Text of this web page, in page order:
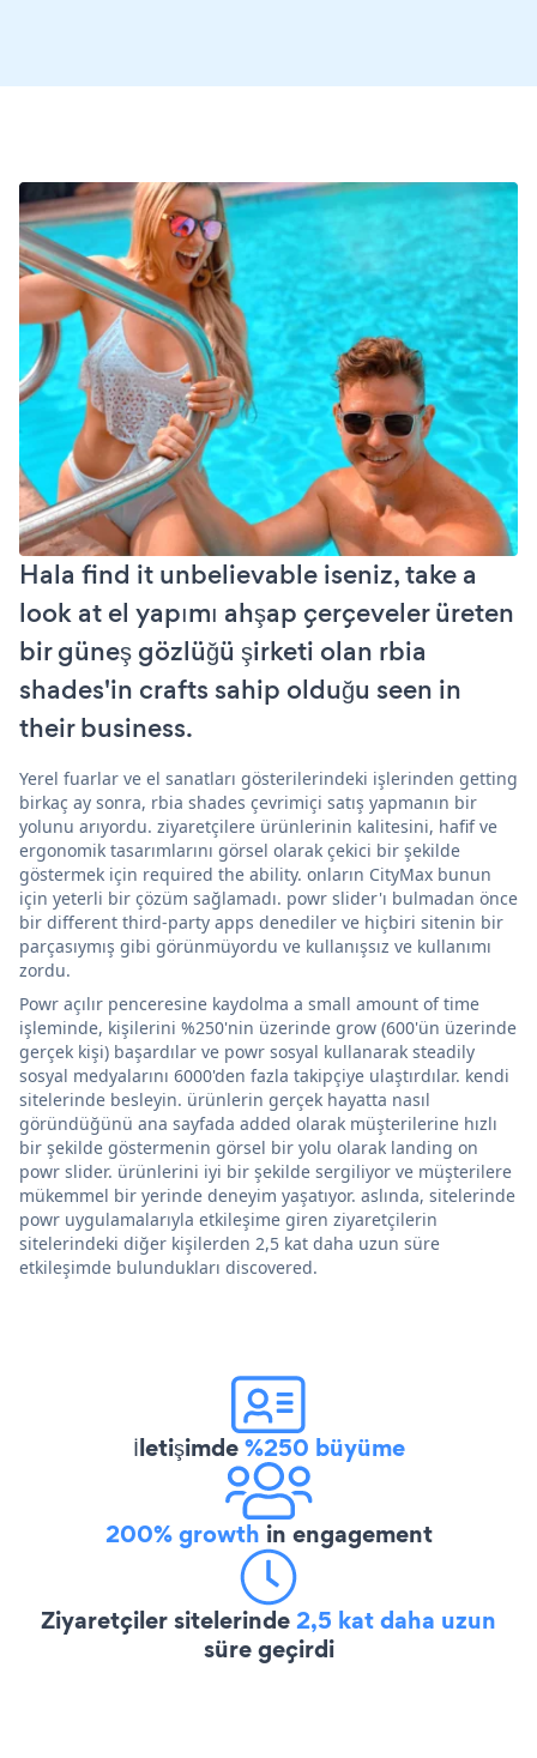
Hala find it unbelievable iseniz, take a
look at el yapımı ahşap çerçeveler üreten
bir güneş gözlüğü şirketi olan rbia
shades'in crafts sahip olduğu seen in
their business.
Yerel fuarlar ve el sanatları gösterilerindeki işlerinden getting
birkaç ay sonra, rbia shades çevrimiçi satış yapmanın bir
yolunu arıyordu. ziyaretçilere ürünlerinin kalitesini, hafif ve
ergonomik tasarımlarını görsel olarak çekici bir şekilde
göstermek için required the ability. onların CityMax bunun
için yeterli bir çözüm sağlamadı. powr slider'ı bulmadan önce
bir different third-party apps denediler ve hiçbiri sitenin bir
parçasıymış gibi görünmüyordu ve kullanışsız ve kullanımı
zordu.
Powr açılır penceresine kaydolma a small amount of time
işleminde, kişilerini %250'nin üzerinde grow (600'ün üzerinde
gerçek kişi) başardılar ve powr sosyal kullanarak steadily
sosyal medyalarını 6000'den fazla takipçiye ulaştırdılar. kendi
sitelerinde besleyin. ürünlerin gerçek hayatta nasıl
göründüğünü ana sayfada added olarak müşterilerine hızlı
bir şekilde göstermenin görsel bir yolu olarak landing on
powr slider. ürünlerini iyi bir şekilde sergiliyor ve müşterilere
mükemmel bir yerinde deneyim yaşatıyor. aslında, sitelerinde
powr uygulamalarıyla etkileşime giren ziyaretçilerin
sitelerindeki diğer kişilerden 2,5 kat daha uzun süre
etkileşimde bulundukları discovered.
İletişimde%250 büyüme
200% growth in engagement
Ziyaretçiler sitelerinde2,5 kat daha uzun
süre geçirdi